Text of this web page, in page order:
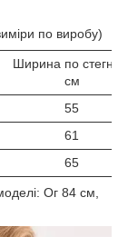
по виробу)
Ширина по
см
55
61
65
Ог 84 см,